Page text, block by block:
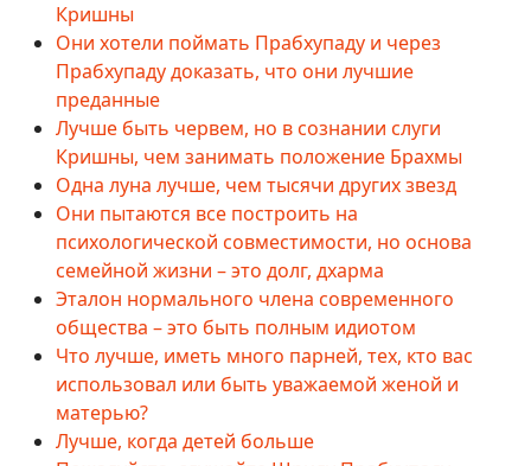
Кришны
Они хотели поймать Прабхупаду и через
Прабхупаду доказать, что они лучшие
преданные
Лучше быть червем, но в сознании слуги
Кришны, чем занимать положение Брахмы
Одна луна лучше, чем тысячи других звезд
Они пытаются все построить на
психологической совместимости, но основа
семейной жизни – это долг, дхарма
Эталон нормального члена современного
общества – это быть полным идиотом
Что лучше, иметь много парней, тех, кто вас
использовал или быть уважаемой женой и
матерью?
Лучше, когда детей больше